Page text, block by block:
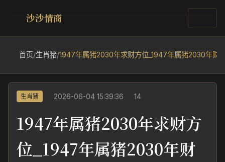
沙沙情商
首页/生肖猪/1947年属猪2030年求财方位_1947年属猪2030年财
生肖猪 2026-06-04 15:39:36 14
1947年属猪2030年求财方
位_1947年属猪2030年财